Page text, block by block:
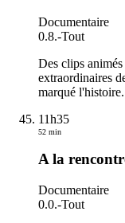
Documentaire
0.8.-Tout
Des clips
extraordinaires
marqué
11h35
52 min
A la
Documentaire
0.0.-Tout